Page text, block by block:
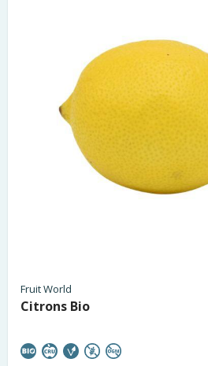
Fruit World
Citrons Bio